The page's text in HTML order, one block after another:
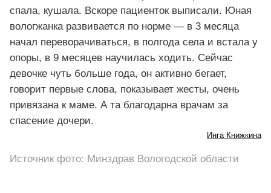
спала, кушала. Вскоре пациенток выписали. Юная
вологжанка развивается по норме — в 3 месяца
начал переворачиваться, в полгода села и встала у
опоры, в 9 месяцев научилась ходить. Сейчас
девочке чуть больше года, он активно бегает,
говорит первые слова, показывает жесты, очень
привязана к маме. А та благодарна врачам за
спасение дочери.
Инга Книжкина
Источник фото: Минздрав Вологодской области